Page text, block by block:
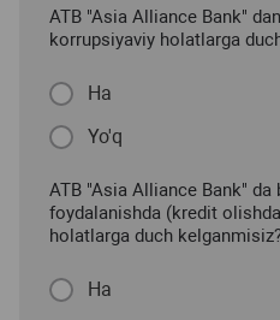
ATB "Asia Alliance Bank"
korrupsiyaviy holatlarga
Ha
Yo'q
ATB "Asia Alliance Bank"
foydalanishda (kredit
holatlarga duch
Ha